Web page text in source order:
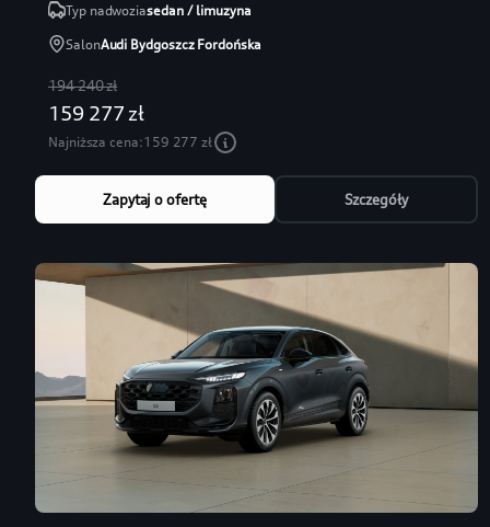
Typ nadwoziasedan / limuzyna
SalonAudi Bydgoszcz Fordońska
194 240 zł
159 277 zł
Najniższa cena:159 277 zł
Zapytaj o ofertę Szczegóły